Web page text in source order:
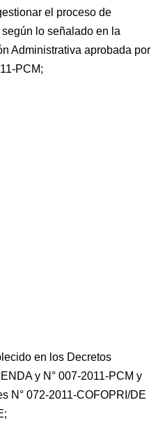
el proceso de
lo señalado en la
Administrativa aprobada por
PCM;
en los Decretos
y N° 007-2011-PCM y
N° 072-2011-COFOPRI/DE